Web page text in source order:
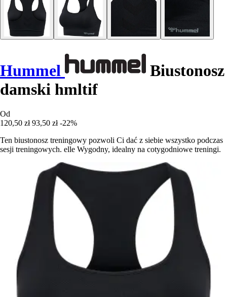
Hummel
Biustonosz
damski hmltif
Od
120,50 zł 93,50 zł -22%
Ten biustonosz treningowy pozwoli Ci dać z siebie wszystko podczas
sesji treningowych. elle Wygodny, idealny na cotygodniowe treningi.